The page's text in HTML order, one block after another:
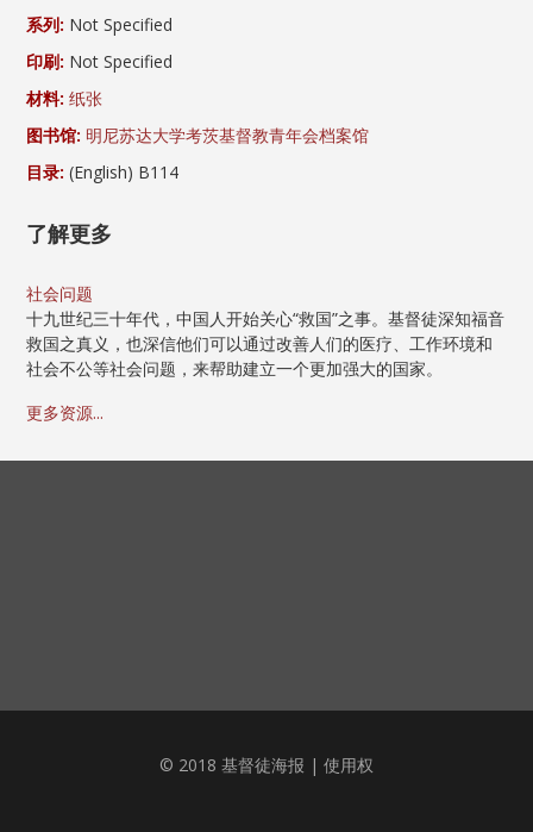
系列: Not Specified
印刷: Not Specified
材料: 纸张
图书馆: 明尼苏达大学考茨基督教青年会档案馆
目录: (English) B114
了解更多
社会问题
十九世纪三十年代，中国人开始关心“救国”之事。基督徒深知福音
救国之真义，也深信他们可以通过改善人们的医疗、工作环境和
社会不公等社会问题，来帮助建立一个更加强大的国家。
更多资源...
© 2018 基督徒海报 | 使用权